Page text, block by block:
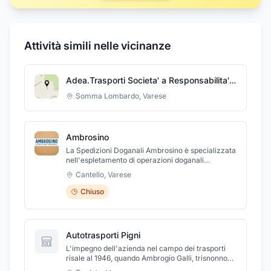
Attività simili nelle vicinanze
Adea.Trasporti Societa' a Responsabilita' Limitata Semplificata
Somma Lombardo, Varese
Ambrosino
La Spedizioni Doganali Ambrosino è specializzata
nell'espletamento di operazioni doganali
d'importazione ed esportazione, transiti
internazionali e sdoganamenti. Grazie al
personale qualificato garantisce puntualità e
qualità nei servizi erogati. Numerose aziende e
società rinomate si avvalgono delle prestazioni
della Ambrosino che, inoltre, collabora con
internazionali.
Cantello, Varese
Chiuso
Autotrasporti Pigni
L'impegno dell'azienda nel campo dei trasporti
risale al 1946, quando Ambrogio Galli, trisnonno
degli attuali dirigenti, fonda la prima ditta